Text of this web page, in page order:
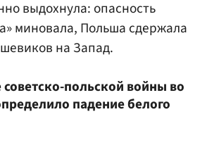
выдохнула: опасность
миновала, Польша сдержала
на Запад.
польской войны во
падение белого